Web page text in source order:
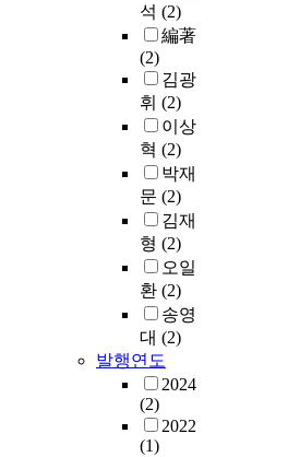
석 (2)
編著
(2)
김광
휘 (2)
이상
혁 (2)
박재
문 (2)
김재
형 (2)
오일
환 (2)
송영
대 (2)
발행연도
2024
(2)
2022
(1)